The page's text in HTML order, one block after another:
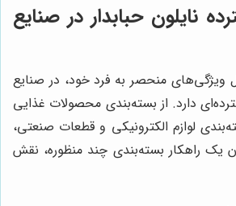
نایلون حبابدار در صنایع
ویژگی‌های منحصر به فرد خود، در صنایع
دارد. از بسته‌بندی محصولات غذایی
لوازم الکترونیکی و قطعات صنعتی،
یک راهکار بسته‌بندی چند منظوره، نقش